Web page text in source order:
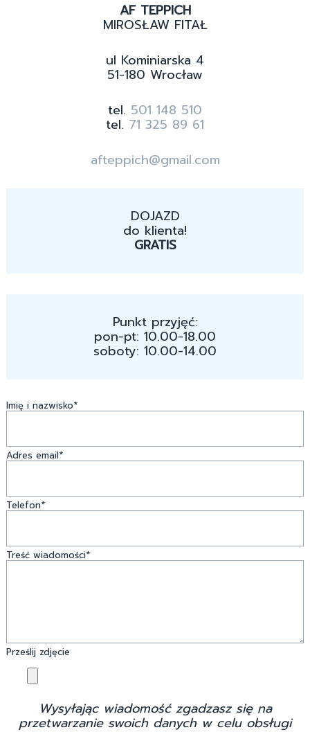
AF TEPPICH
MIROSŁAW FITAŁ
ul Kominiarska 4
51-180 Wrocław
tel. 501 148 510
tel. 71 325 89 61
afteppich@gmail.com
DOJAZD
do klienta!
GRATIS
Punkt przyjęć:
pon-pt: 10.00-18.00
soboty: 10.00-14.00
Imię i nazwisko*
Adres email*
Telefon*
Treść wiadomości*
Prześlij zdjęcie
Wysyłając wiadomość zgadzasz się na
przetwarzanie swoich danych w celu obsługi